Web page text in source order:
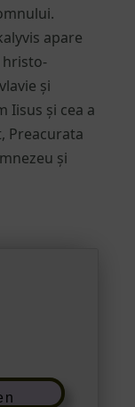
apare
hristo-
și
Iisus și cea a
Preacurata
și